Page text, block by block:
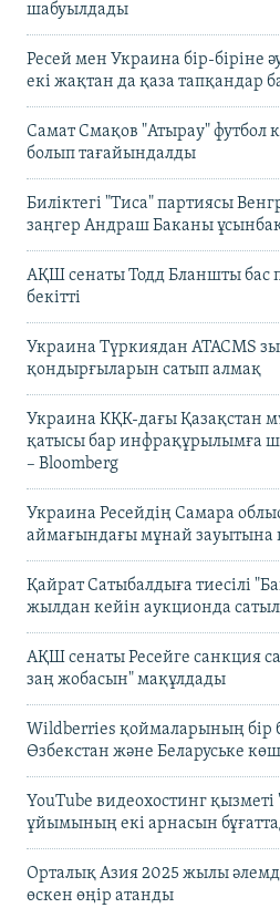
шабуылдады
Ресей мен Украина бір-біріне
екі жақтан да қаза тапқандар
Самат Смақов "Атырау" футбол
болып тағайындалды
Биліктегі "Тиса" партиясы
заңгер Андраш Баканы
АҚШ сенаты Тодд Бланшты бас
бекітті
Украина Түркиядан ATACMS
қондырғыларын сатып алмақ
Украина КҚК-дағы Қазақстан
қатысы бар инфрақұрылымға
– Bloomberg
Украина Ресейдің Самара
аймағындағы мұнай зауытына
Қайрат Сатыбалдыға тиесілі
жылдан кейін аукционда
АҚШ сенаты Ресейге санкция
заң жобасын" мақұлдады
Wildberries қоймаларының бір
Өзбекстан және Беларуське
YouTube видеохостинг
ұйымының екі арнасын
Орталық Азия 2025 жылы
өскен өңір атанды